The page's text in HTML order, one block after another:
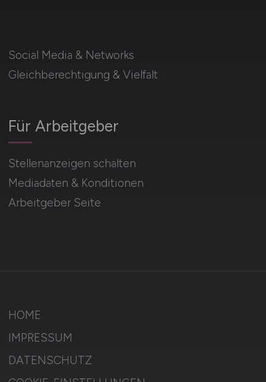
Social Media & Networks
Gleichberechtigung & Vielfalt
Für Arbeitgeber
Stellenanzeigen schalten
Mediadaten & Konditionen
Arbeitgeber Seite
HOME
IMPRESSUM
DATENSCHUTZ